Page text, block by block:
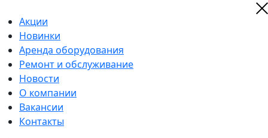
Акции
Новинки
Аренда оборудования
Ремонт и обслуживание
Новости
О компании
Вакансии
Контакты